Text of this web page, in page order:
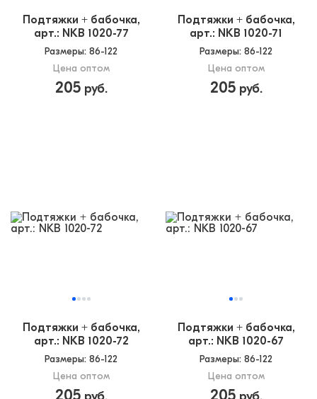
Подтяжки + бабочка,
арт.: NKB 1020-77
Размеры: 86-122
Цена оптом
205руб.
Подтяжки + бабочка,
арт.: NKB 1020-71
Размеры: 86-122
Цена оптом
205руб.
Подтяжки + бабочка,
арт.: NKB 1020-72
Размеры: 86-122
Цена оптом
Подтяжки + бабочка,
арт.: NKB 1020-67
Размеры: 86-122
Цена оптом